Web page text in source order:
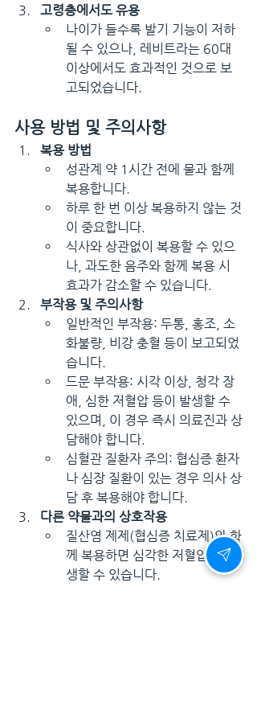
고령층에서도 유용
나이가 들수록 발기 기능이 저하
될 수 있으나, 레비트라는 60대
이상에서도 효과적인 것으로 보
고되었습니다.
사용 방법 및 주의사항
복용 방법
성관계 약 1시간 전에 물과 함께
복용합니다.
하루 한 번 이상 복용하지 않는 것
이 중요합니다.
식사와 상관없이 복용할 수 있으
나, 과도한 음주와 함께 복용 시
효과가 감소할 수 있습니다.
부작용 및 주의사항
일반적인 부작용: 두통, 홍조, 소
화불량, 비강 충혈 등이 보고되었
습니다.
드문 부작용: 시각 이상, 청각 장
애, 심한 저혈압 등이 발생할 수
있으며, 이 경우 즉시 의료진과 상
담해야 합니다.
심혈관 질환자 주의: 협심증 환자
나 심장 질환이 있는 경우 의사 상
담 후 복용해야 합니다.
다른 약물과의 상호작용
질산염 제제(협심증 치료제)와 함
께 복용하면 심각한 저혈압이 발
생할 수 있습니다.